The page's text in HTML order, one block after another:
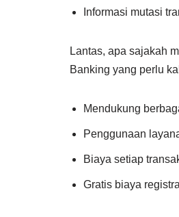
Informasi mutasi
Lantas, apa sajakah
Banking yang perlu
Mendukung
Penggunaan
Biaya setiap
Gratis biaya